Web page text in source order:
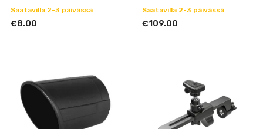
Saatavilla 2-3 päivässä
€8.00
Saatavilla 2-3 päivässä
€109.00